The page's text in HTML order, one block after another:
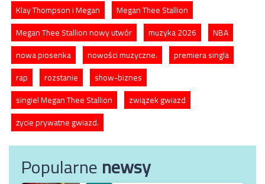
Klay Thompson i Megan
Megan Thee Stallion
Megan Thee Stallion nowy utwór
muzyka 2026
NBA
nowa piosenka
nowości muzyczne.
premiera singla
rap
rozstanie
show-biznes
singiel Megan Thee Stallion
związek gwiazd
życie prywatne gwiazd.
Popularnenewsy